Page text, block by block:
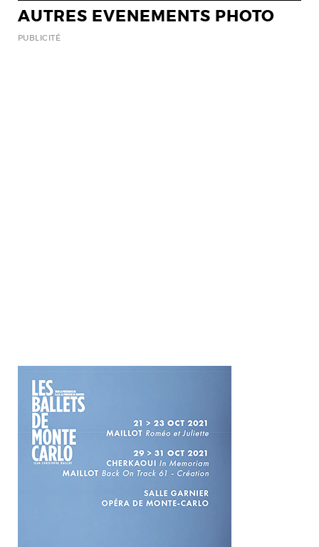
AUTRES EVENEMENTS PHOTO
PUBLICITÉ